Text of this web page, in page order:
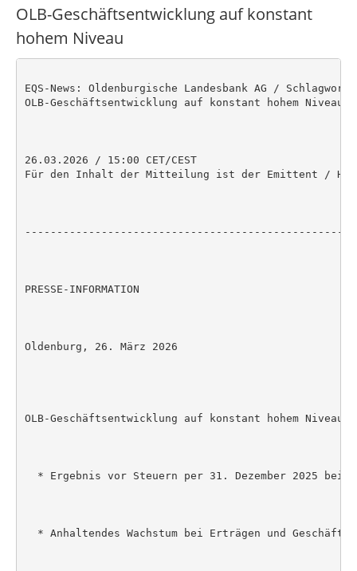
OLB-Geschäftsentwicklung auf konstant
hohem Niveau